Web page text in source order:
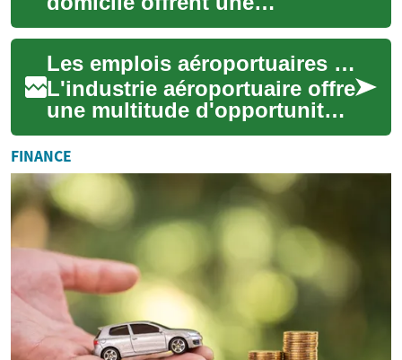
opportunité intéressante pour
ceux qui recherchent une
carrière flexib...
Les emplois aéroportuaires : Opportunités et défis dans le secteur de l'aviation
L'industrie aéroportuaire offre
une multitude d'opportunités
professionnelles
passionnantes et variées. Des
pistes au...
FINANCE